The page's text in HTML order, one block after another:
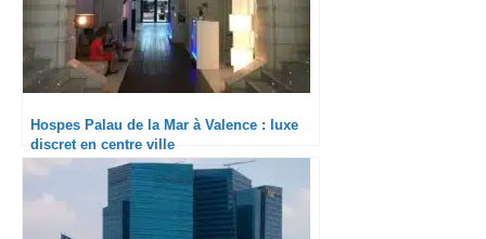
Hospes Palau de la Mar à Valence : luxe
discret en centre ville